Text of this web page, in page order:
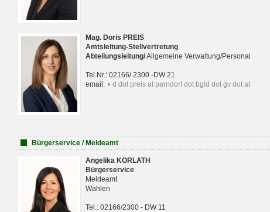
Mag. Doris PREIS
Amtsleitung-Stellvertretung
Abteilungsleitung/Allgemeine Verwaltung/Personal
Tel.Nr.: 02166/ 2300 -DW 21
email:
d dot preis at parndorf dot bgld dot gv dot at
Bürgerservice / Meldeamt
Angelika KORLATH
Bürgerservice
Meldeamt
Wahlen
Tel.: 02166/2300 - DW 11